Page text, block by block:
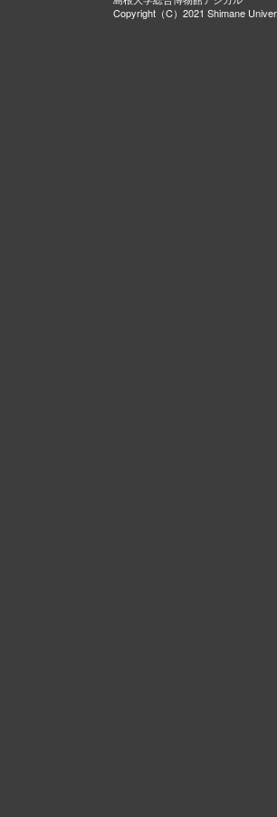
Copyright（C）2021 Shimane